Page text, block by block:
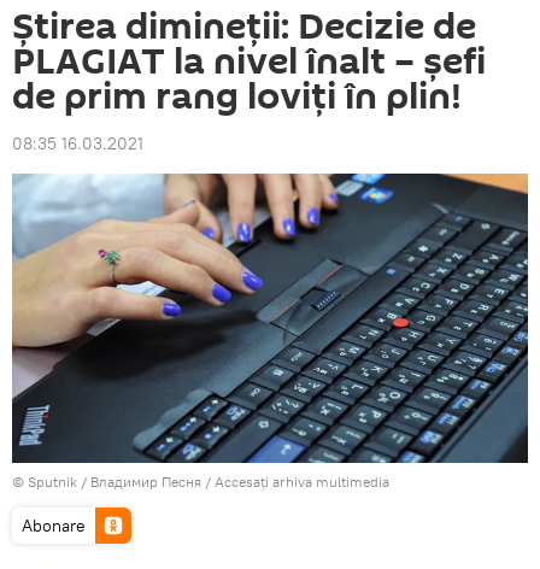
Știrea dimineții: Decizie de
PLAGIAT la nivel înalt – șefi
de prim rang loviți în plin!
08:35 16.03.2021
© Sputnik / Владимир Песня / Accesați arhiva multimedia
Abonare